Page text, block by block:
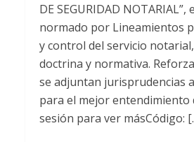
DE SEGURIDAD NOTARIAL”,
normado por Lineamientos
y control del servicio
doctrina y normativa.
se adjuntan jurisprudencias
para el mejor entendimiento
sesión para ver másCódigo: